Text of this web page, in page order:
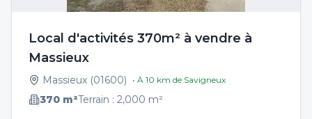
Local d'activités 370m² à vendre à
Massieux
Massieux (01600) • À 10 km de Savigneux
370 m²Terrain : 2,000 m²